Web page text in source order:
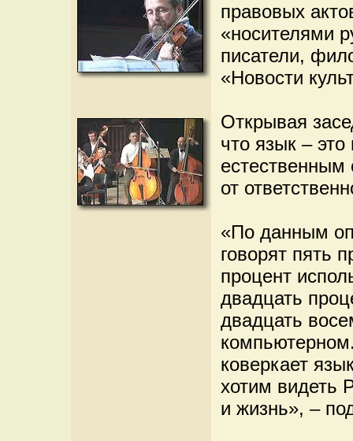
правовых
«носителями
писатели,
«Новости
Открывая
что язык –
естественным
от
«По данным
говорят пять
процент
двадцать
двадцать
коверкает
хотим видеть
и жизнь», –